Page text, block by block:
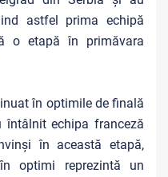
astfel prima echipă
o etapă în primăvara
în optimile de finală
întâlnit echipa franceză
în această etapă,
optimi reprezintă un